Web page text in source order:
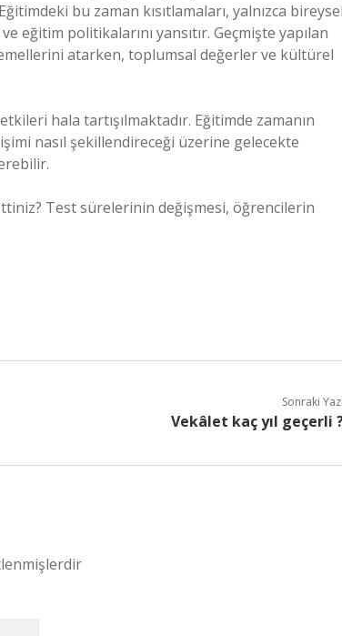
bu zaman kısıtlamaları, yalnızca
eğitim politikalarını yansıtır. Geçmişte yapılan
atarken, toplumsal değerler ve kültürel
hala tartışılmaktadır. Eğitimde zamanın
nasıl şekillendireceği üzerine gelecekte
Test sürelerinin değişmesi, öğrencilerin
Sonraki
Vekâlet kaç yıl geçerli